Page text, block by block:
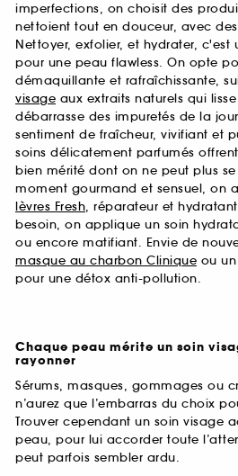
imperfections, on choisit des
nettoient tout en douceur, avec
Nettoyer, exfolier, et hydrater, c'est
pour une peau flawless. On opte
démaquillante et rafraîchissante,
visage aux extraits naturels qui
débarrasse des impuretés de la
sentiment de fraîcheur, vivifiant et
soins délicatement parfumés
bien mérité dont on ne peut plus se
moment gourmand et sensuel, on
lèvres Fresh, réparateur et
besoin, on applique un soin
ou encore matifiant. Envie de
masque au charbon Clinique ou un
pour une détox anti-pollution.
Chaque peau mérite un soin
rayonner
Sérums, masques, gommages ou
n’aurez que l’embarras du choix
Trouver cependant un soin visage
peau, pour lui accorder toute
peut parfois sembler ardu.